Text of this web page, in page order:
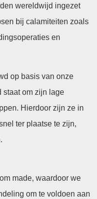
wereldwijd ingezet
bij calamiteiten zoals
en
op basis van onze
staat om zijn lage
Hierdoor zijn ze in
ter plaatse te zijn,
made, waardoor we
om te voldoen aan